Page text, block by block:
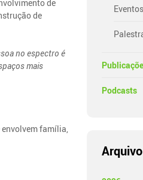
de
de
no espectro é
mais
família,
Eventos
Podcasts